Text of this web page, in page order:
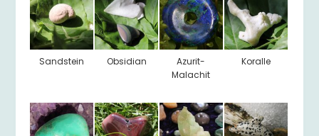
Sandstein Obsidian
Azurit-
Malachit
Koralle